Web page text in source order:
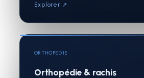
Explorer ↗
ORTHOPÉDIE
Orthopédie & rachis